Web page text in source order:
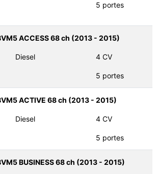
5 portes
ACCESS 68 ch (2013 - 2015)
Diesel 4 CV
5 portes
ACTIVE 68 ch (2013 - 2015)
Diesel 4 CV
5 portes
BUSINESS 68 ch (2013 - 2015)